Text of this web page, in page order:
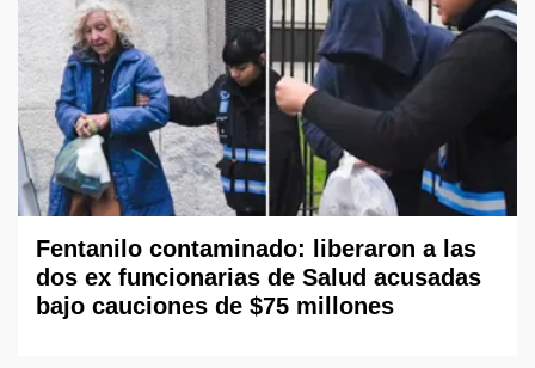
Fentanilo contaminado: liberaron a las
dos ex funcionarias de Salud acusadas
bajo cauciones de $75 millones